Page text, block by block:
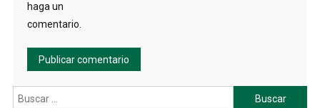
haga un
comentario.
Buscar: